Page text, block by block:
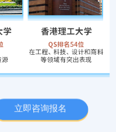
立即咨询报名